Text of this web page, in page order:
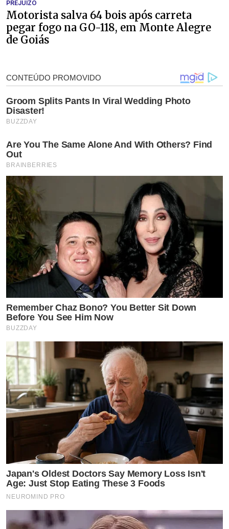
PREJUÍZO
Motorista salva 64 bois após carreta
pegar fogo na GO-118, em Monte Alegre
de Goiás